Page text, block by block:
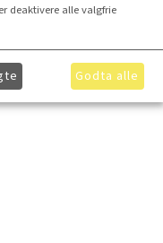
deaktivere alle valgfrie
Godta alle